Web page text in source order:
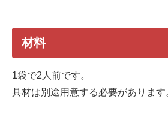
材料
1袋で2人前です。
具材は別途用意する必要があります